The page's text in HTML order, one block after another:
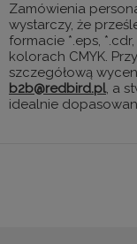
Zamówienia
wystarczy, że
formacie *.eps,
kolorach CMYK.
szczegółową
b2b@redbird.pl, a
idealnie